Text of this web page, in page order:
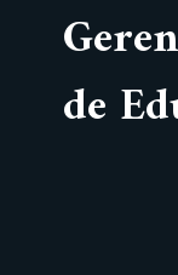
de